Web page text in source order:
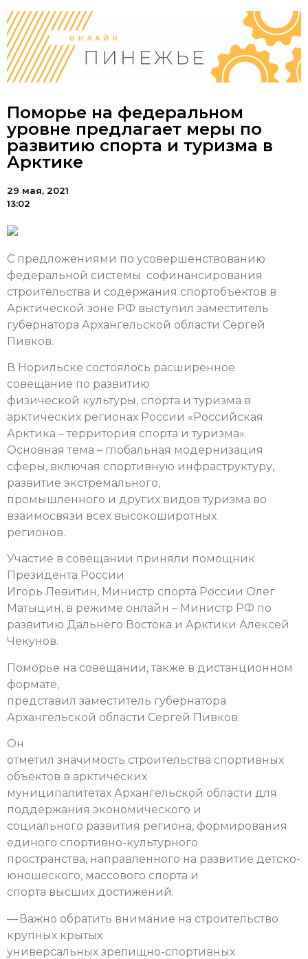
Поморье на федеральном
уровне предлагает меры по
развитию спорта и туризма в
Арктике
29 мая, 2021
13:02
С предложениями по усовершенствованию
федеральной системы софинансирования
строительства и содержания спортобъектов в
Арктической зоне РФ выступил заместитель
губернатора Архангельской области Сергей
Пивков.
В Норильске состоялось расширенное
совещание по развитию
физической культуры, спорта и туризма в
арктических регионах России «Российская
Арктика – территория спорта и туризма».
Основная тема – глобальная модернизация
сферы, включая спортивную инфраструктуру,
развитие экстремального,
промышленного и других видов туризма во
взаимосвязи всех высокоширотных
регионов.
Участие в совещании приняли помощник
Президента России
Игорь Левитин, Министр спорта России Олег
Матыцин, в режиме онлайн – Министр РФ по
развитию Дальнего Востока и Арктики Алексей
Чекунов.
Поморье на совещании, также в дистанционном
формате,
представил заместитель губернатора
Архангельской области Сергей Пивков.
Он
отметил значимость строительства спортивных
объектов в арктических
муниципалитетах Архангельской области для
поддержания экономического и
социального развития региона, формирования
единого спортивно-культурного
пространства, направленного на развитие детско-
юношеского, массового спорта и
спорта высших достижений.
— Важно обратить внимание на строительство
крупных крытых
универсальных зрелищно-спортивных